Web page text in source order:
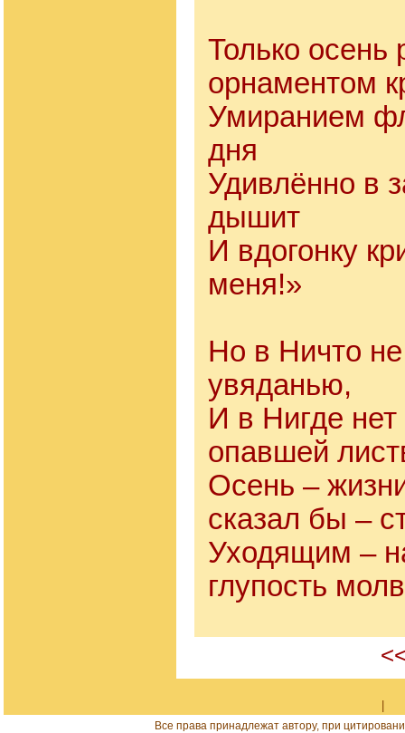
Только
орнаментом
Умиранием
дня
Удивлённо в
дышит
И вдогонку
меня!»
Но в Ничто
увяданью,
И в Нигде
опавшей
Осень –
сказал бы –
Уходящим –
глупость
Все права принадлежат автору, при